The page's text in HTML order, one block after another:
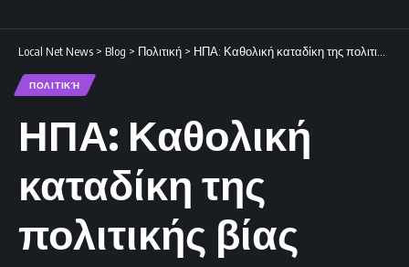
Local Net News > Blog > Πολιτική > ΗΠΑ: Καθολική καταδίκη της πολιτικής βίας
ΠΟΛΙΤΙΚΉ
ΗΠΑ: Καθολική
καταδίκη της
πολιτικής βίας